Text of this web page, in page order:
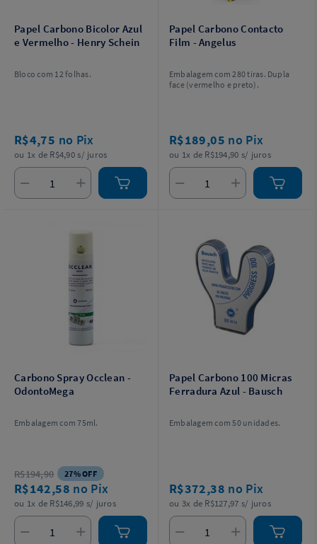
Papel Carbono Bicolor Azul
e Vermelho - Henry Schein
Bloco com 12 folhas.
R$4,75 no Pix
ou 1x de R$4,90 s/ juros
Papel Carbono Contacto
Film - Angelus
Embalagem com 280 tiras. Dupla
face (vermelho e preto).
R$189,05 no Pix
ou 1x de R$194,90 s/ juros
Carbono Spray Occlean -
OdontoMega
Embalagem com 75ml.
R$194,90 27% OFF
R$142,58 no Pix
ou 1x de R$146,99 s/ juros
Papel Carbono 100 Micras
Ferradura Azul - Bausch
Embalagem com 50 unidades.
R$372,38 no Pix
ou 3x de R$127,97 s/ juros